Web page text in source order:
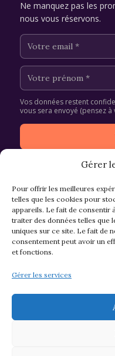
Gérer
Pour offrir les meilleures
telles que les cookies pour
appareils. Le fait de consentir
traiter des données telles que
uniques sur ce site. Le fait de
consentement peut avoir un
et fonctions.
Gérer les services
Ne manquez pas les
nous vous réservons.
Vos données restent
vous sera envoyé (pensez
Mentions